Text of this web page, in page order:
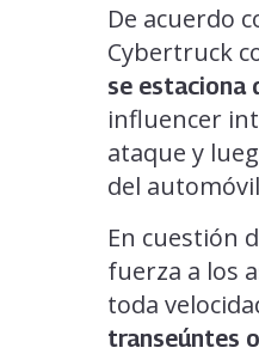
De acuerdo
Cybertruck
se estaciona
influencer
ataque y
del
En cuestión
fuerza a los
toda
transeúntes